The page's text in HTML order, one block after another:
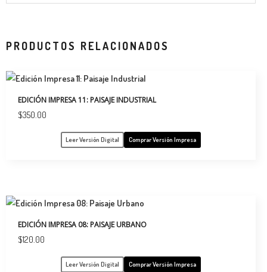
PRODUCTOS RELACIONADOS
EDICIÓN IMPRESA 11: PAISAJE INDUSTRIAL
$350.00
Leer Versión Digital Comprar Versión Impresa
EDICIÓN IMPRESA 08: PAISAJE URBANO
$120.00
Leer Versión Digital Comprar Versión Impresa